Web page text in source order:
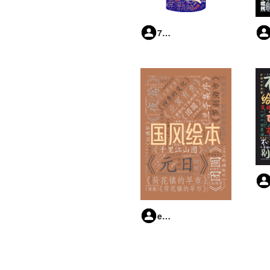
7daRJ7KYr3
e8xea3Ys7f